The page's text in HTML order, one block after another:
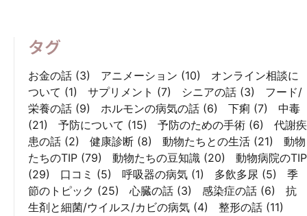
タグ
お金の話 (3) アニメーション (10)
オンライン相談に
ついて (1) サプリメント (7) シニアの話 (3)
フード/
栄養の話 (9) ホルモンの病気の話 (6) 下痢 (7)
中毒
(21)
予防について (15) 予防のための手術 (6)
代謝疾
患の話 (2) 健康診断 (8) 動物たちとの生活 (21)
動物
たちのTIP (79) 動物たちの豆知識 (20)
動物病院のTIP
(29)
口コミ (5) 呼吸器の病気 (1) 多飲多尿 (5)
季
節のトピック (25) 心臓の話 (3) 感染症の話 (6)
抗
生剤と細菌/ウイルス/カビの病気 (4) 整形の話 (11)